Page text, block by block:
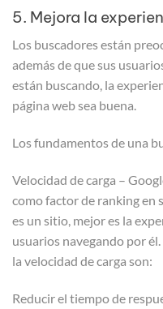
5. Mejora la
Los buscadores están
además de que sus
están buscando, la
página web sea buena.
Los fundamentos de una
Velocidad de carga –
como factor de ranking en
es un sitio, mejor es la
usuarios navegando por
la velocidad de carga son:
Reducir el tiempo de